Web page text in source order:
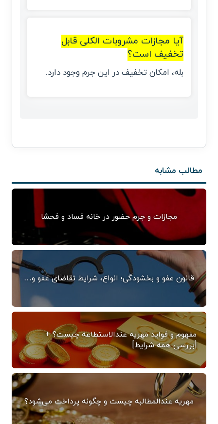
آیا مجازات مشروبات الکلی قابل
تخفیف است؟
بله، امکان تخفیف در این جرم وجود دارد.
مطالب مشابه
مجازات و جرم حضور در خانه فساد و فحشا
قانون عفو و بخشودگی؛ انواع، شرایط تقاضای عفو و…
مفهوم و فواید مهریه عندالاستطاعه چیست؟ +
[بررسی همه شرایط]
مهریه عندالمطالبه چیست و چگونه پرداخت می‌شود؟